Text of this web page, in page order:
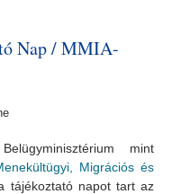
Nap / MMIA-
mint
Migrációs és
tájékoztató napot tart az